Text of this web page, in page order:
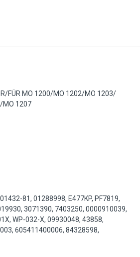
FÜR MO 1200/MO 1202/MO 1203/
MO 1207
81,01288998, E477KP, PF7819,
,3071390, 7403250,0000910039,
,WP-032-X,09930048,43858,
,605411400006,84328598,